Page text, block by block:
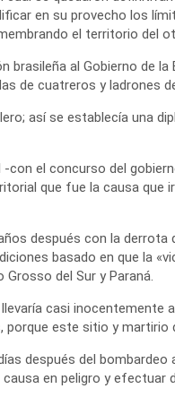
en su provecho los
el territorio del
al Gobierno de la
de cuatreros y ladrones
así se establecía una
con el concurso del
que fue la causa que
después con la derrota
basado en que la
del Sur y Paraná.
casi inocentemente
este sitio y martirio
después del bombardeo
en peligro y efectuar